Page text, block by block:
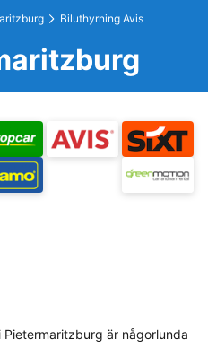
Biluthyrning Avis
Pietermaritzburg är någorlunda